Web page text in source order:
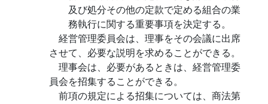
及び処分その他の定款で定める組合の業
務執行に関する重要事項を決定する。
経営管理委員会は、理事をその会議に出席
させて、必要な説明を求めることができる。
理事会は、必要があるときは、経営管理委
員会を招集することができる。
前項の規定による招集については、商法第